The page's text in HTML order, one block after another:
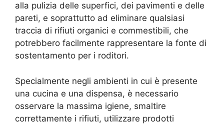
alla pulizia delle superfici, dei pavimenti e delle
pareti, e soprattutto ad eliminare qualsiasi
traccia di rifiuti organici e commestibili, che
potrebbero facilmente rappresentare la fonte di
sostentamento per i roditori.
Specialmente negli ambienti in cui è presente
una cucina e una dispensa, è necessario
osservare la massima igiene, smaltire
correttamente i rifiuti, utilizzare prodotti